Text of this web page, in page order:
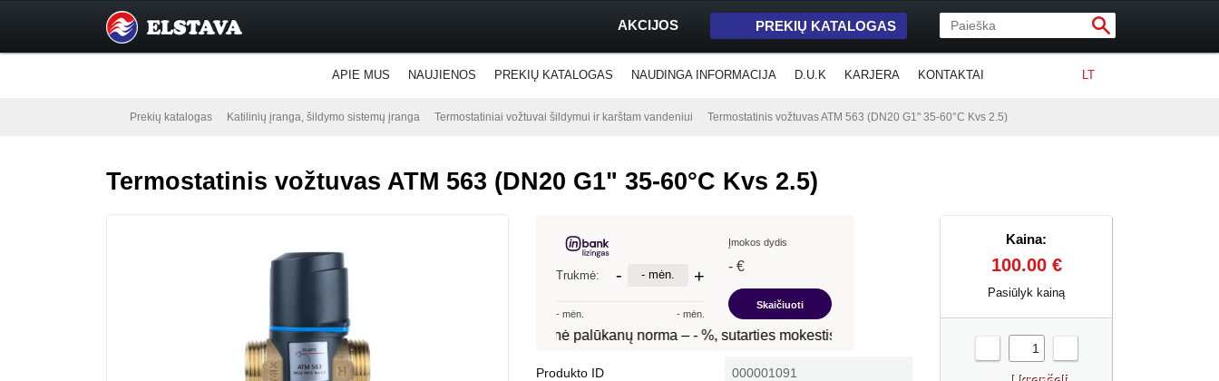
AKCIJOS PREKIŲ KATALOGAS
LT
APIE MUS NAUJIENOS PREKIŲ KATALOGAS NAUDINGA INFORMACIJA D.U.K KARJERA KONTAKTAI
Prekių katalogas Katilinių įranga, šildymo sistemų įranga Termostatiniai vožtuvai šildymui ir karštam vandeniui Termostatinis vožtuvas ATM 563 (DN20 G1" 35-60°C Kvs 2.5)
Termostatinis vožtuvas ATM 563 (DN20 G1" 35-60°C Kvs 2.5)
Produkto ID 000001091
Kaina:
100.00 €
Pasiūlyk kainą